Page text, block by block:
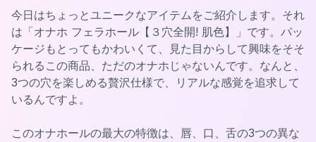
今日はちょっとユニークなアイテムをご紹介します。それ
は「オナホ フェラホール【３穴全開! 肌色】」です。パッ
ケージもとってもかわいくて、見た目からして興味をそそ
られるこの商品、ただのオナホじゃないんです。なんと、
3つの穴を楽しめる贅沢仕様で、リアルな感覚を追求して
いるんですよ。
このオナホールの最大の特徴は、唇、口、舌の3つの異な